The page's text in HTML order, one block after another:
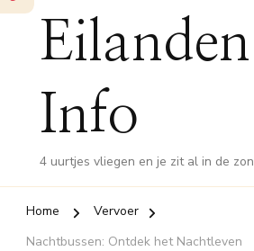
Eilanden
Info
4 uurtjes vliegen en je zit al in de zon
Home
Vervoer
Nachtbussen: Ontdek het Nachtleven